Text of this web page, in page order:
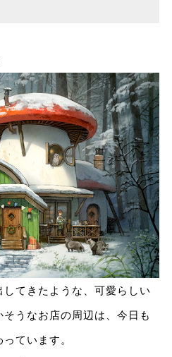
てきたような、可愛らしい
うなお店の周辺は、今日も
ています。